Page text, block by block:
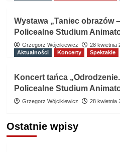
Wystawa „Taniec obrazów
Policealne Studium
Grzegorz Wójcikiewicz
28 kwietnia
Aktualności
Koncerty Spektakle
Koncert tańca
Policealne Studium
Grzegorz Wójcikiewicz 28 kwietnia
Ostatnie wpisy